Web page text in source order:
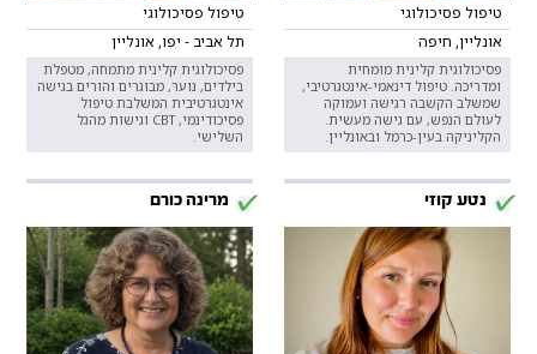
טיפול פסיכולוגי
אונליין, חיפה
פסיכולוגית קלינית מומחית
ומדריכה. טיפול דינאמי-אינטגרטיבי,
שמשלב הקשבה רגישה ועמוקה
לעולם הנפש, עם גישה מעשית.
הקליניקה בעין-כרמל ובאונליין.
טיפול פסיכולוגי
תל אביב - יפו, אונליין
פסיכולוגית קלינית מתמחה, מטפלת
בילדים, נוער, מבוגרים והורים בגישה
אינטגרטיבית המשלבת טיפול
פסיכודינמי, CBT וגישות מהגל
השלישי.
נטע קוזי מרינה כורם